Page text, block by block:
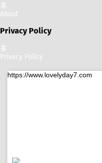
홈
About
Privacy Policy
홈
Privacy Policy
https://www.lovelyday7.com